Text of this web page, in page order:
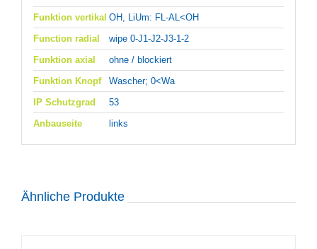
Funktion vertikal OH, LiUm: FL-AL<OH
Function radial
wipe 0-J1-J2-J3-1-2
Funktion axial
ohne / blockiert
Funktion Knopf
Wascher; 0<Wa
IP Schutzgrad
53
Anbauseite
links
Ähnliche Produkte